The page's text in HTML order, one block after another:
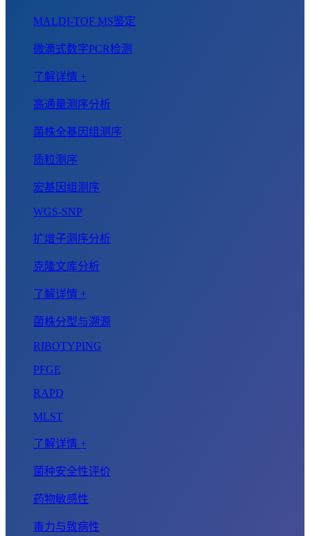
MALDI-TOF MS鉴定
微滴式数字PCR检测
了解详情 +
高通量测序分析
菌株全基因组测序
质粒测序
宏基因组测序
WGS-SNP
扩增子测序分析
克隆文库分析
了解详情 +
菌株分型与溯源
RIBOTYPING
PFGE
RAPD
MLST
了解详情 +
菌种安全性评价
药物敏感性
毒力与致病性